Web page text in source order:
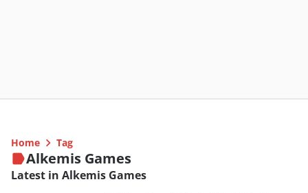
Home Tag
Alkemis Games
Latest in Alkemis Games